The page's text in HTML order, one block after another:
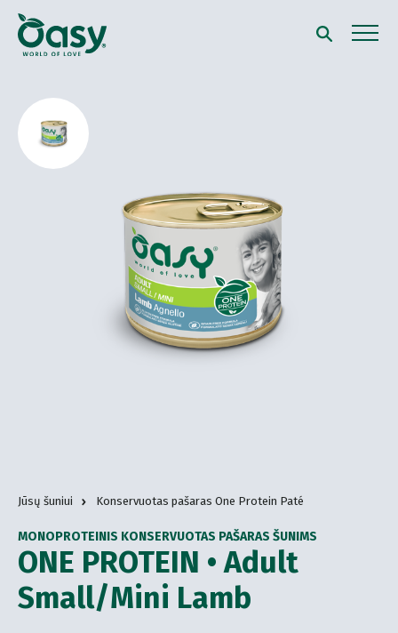
Jūsų šuniui Konservuotas pašaras One Protein Paté
ONE PROTEIN • Adult
Small/Mini Lamb
MONOPROTEINIS KONSERVUOTAS PAŠARAS ŠUNIMS